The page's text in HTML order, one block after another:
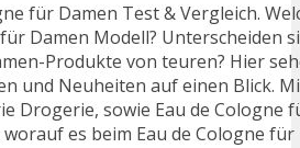
für Damen Test & Vergleich.
Damen Modell? Unterscheiden
Produkte von teuren? Hier
und Neuheiten auf einen Blick.
Drogerie, sowie Eau de Cologne
es beim Eau de Cologne